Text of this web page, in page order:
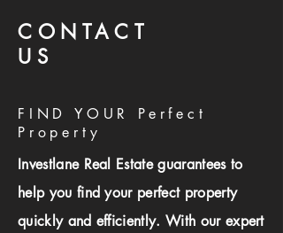
CONTACT
US
FIND YOUR Perfect
Property
Investlane Real Estate guarantees to
help you find your perfect property
quickly and efficiently. With our expert